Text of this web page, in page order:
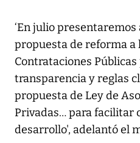
‘En julio
propuesta de reforma a
Contrataciones
transparencia y reglas
propuesta de Ley de
Privadas… para facilitar
desarrollo', adelantó el